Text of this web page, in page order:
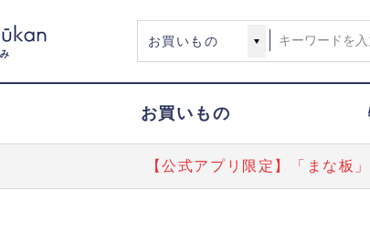
お買いもの
【公式アプリ限定】「まな板